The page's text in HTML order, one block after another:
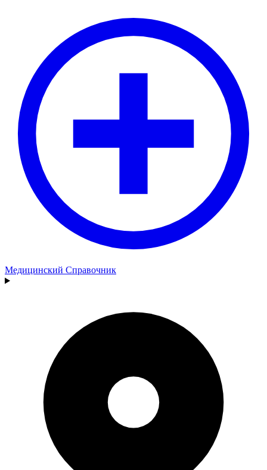
Медицинский Справочник